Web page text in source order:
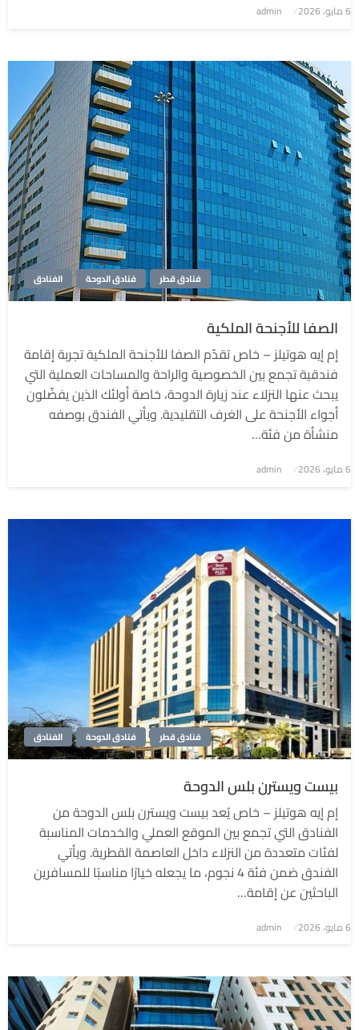
نُشر
6 مايو، 2026 admin
الفنادق فنادق الدوحة فنادق قطر
الصفا للأجنحة الملكية
إم إيه هوتيلز – خاص تقدّم الصفا للأجنحة الملكية تجربة إقامة
فندقية تجمع بين الخصوصية والراحة والمساحات العملية التي
يبحث عنها النزلاء عند زيارة الدوحة، خاصة أولئك الذين يفضّلون
أجواء الأجنحة على الغرف التقليدية. ويأتي الفندق بوصفه
منشأة من فئة…
نُشر
6 مايو، 2026 admin
الفنادق فنادق الدوحة فنادق قطر
بيست ويسترن بلس الدوحة
إم إيه هوتيلز – خاص يُعد بيست ويسترن بلس الدوحة من
الفنادق التي تجمع بين الموقع العملي والخدمات المناسبة
لفئات متعددة من النزلاء داخل العاصمة القطرية. ويأتي
الفندق ضمن فئة 4 نجوم، ما يجعله خيارًا مناسبًا للمسافرين
الباحثين عن إقامة…
نُشر
6 مايو، 2026 admin